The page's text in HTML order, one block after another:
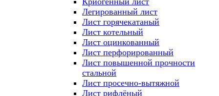
Легированный лист
Лист горячекатаный
Лист котельный
Лист оцинкованный
Лист перфорированный
Лист повышенной прочности
стальной
Лист просечно-вытяжной
Лист рифлёный